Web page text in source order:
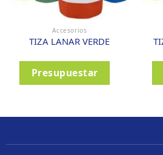
Accesorios
TIZA LANAR VERDE
Presupuestar